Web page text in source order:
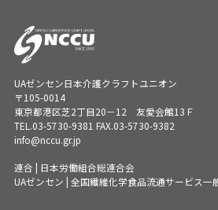
UAゼンセン日本介護クラフトユニオン
〒105-0014
東京都港区芝2丁目20－12 友愛会館13Ｆ
TEL.03-5730-9381 FAX.03-5730-9382
info@nccu.gr.jp
連合 | 日本労働組合総連合会
UAゼンセン | 全国繊維化学食品流通サービス一